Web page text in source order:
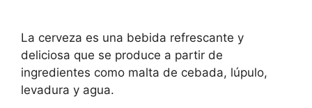
La cerveza es una bebida refrescante y
deliciosa que se produce a partir de
ingredientes como malta de cebada, lúpulo,
levadura y agua.